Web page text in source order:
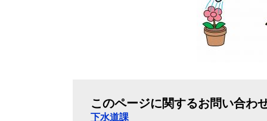
このページに関するお問い合わ
下水道課